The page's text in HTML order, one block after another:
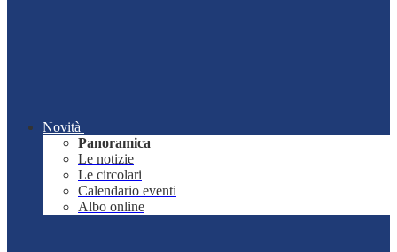
Novità
Panoramica
Le notizie
Le circolari
Calendario eventi
Albo online